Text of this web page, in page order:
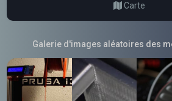
Carte
Galerie d'images aléatoires des